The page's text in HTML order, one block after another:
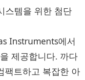
스템을 위한 첨단
Instruments에서
제공합니다. 까다
팩트하고 복잡한 아